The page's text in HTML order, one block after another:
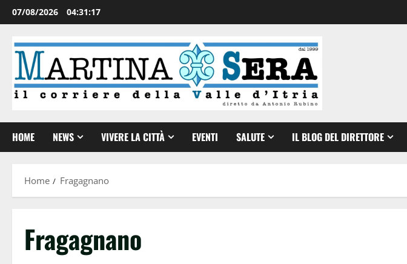
07/08/2026 04:31:18
HOME NEWS VIVERE LA CITTÀ EVENTI SALUTE IL BLOG DEL DIRETTORE
Home Fragagnano
Fragagnano